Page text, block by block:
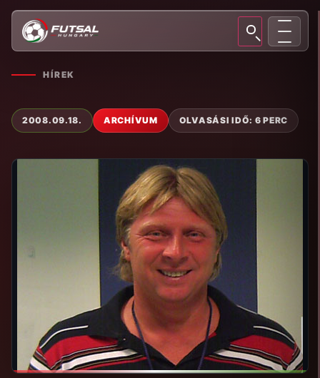
HÍREK
2008.09.18. ARCHÍVUM OLVASÁSI IDŐ: 6 PERC